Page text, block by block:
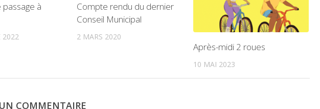
à
2022
Compte rendu du dernier
Conseil Municipal
2 MARS 2020
Après-midi 2 roues
10 MAI 2023
COMMENTAIRE